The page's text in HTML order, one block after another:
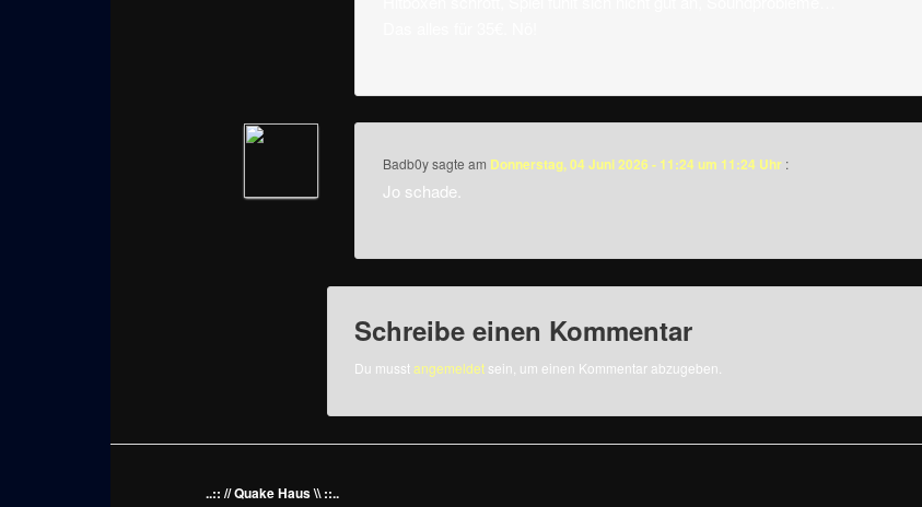
Badb0ysagte am Donnerstag, 04 Juni 2026 - 11:24 um 11:24 Uhr :
Jo schade.
Schreibe einen Kommentar
Du musstangemeldet sein, um einen Kommentar abzugeben.
..:: // Quake Haus \\ ::..